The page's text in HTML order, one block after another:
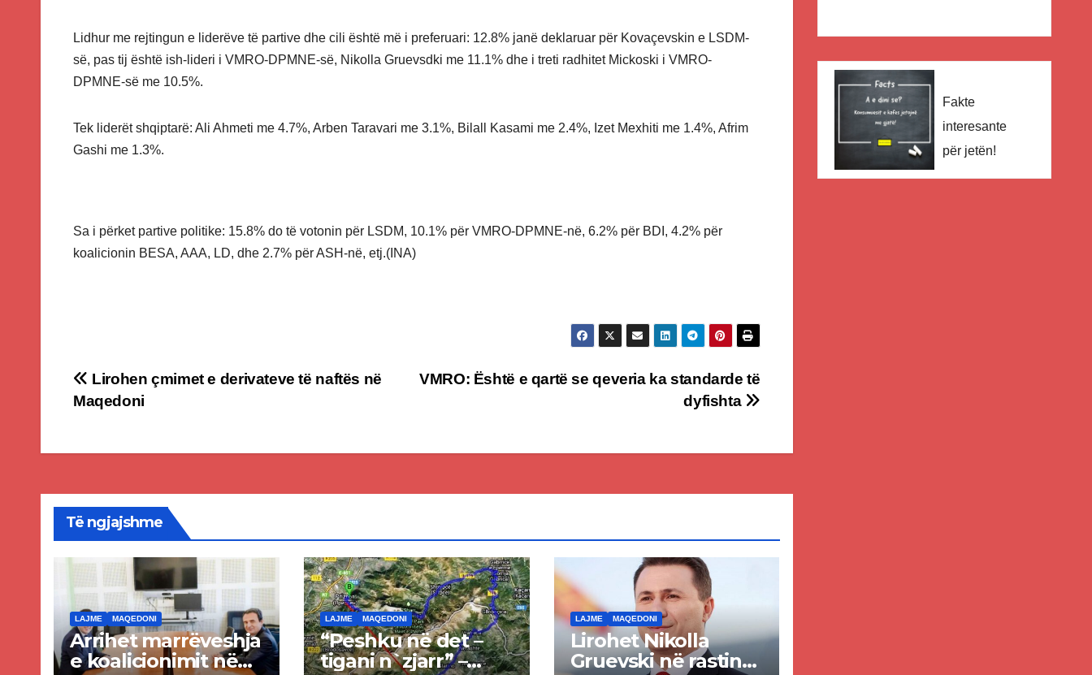
Lidhur me rejtingun e liderëve të partive dhe cili është më i preferuari: 12.8% janë deklaruar për Kovaçevskin e LSDM-
së, pas tij është ish-lideri i VMRO-DPMNE-së, Nikolla Gruevsdki me 11.1% dhe i treti radhitet Mickoski i VMRO-
DPMNE-së me 10.5%.
Tek liderët shqiptarë: Ali Ahmeti me 4.7%, Arben Taravari me 3.1%, Bilall Kasami me 2.4%, Izet Mexhiti me 1.4%, Afrim
Gashi me 1.3%.
Sa i përket partive politike: 15.8% do të votonin për LSDM, 10.1% për VMRO-DPMNE-në, 6.2% për BDI, 4.2% për
koalicionin BESA, AAA, LD, dhe 2.7% për ASH-në, etj.(INA)
Post
navigation
VMRO: Është e qartë se qeveria ka standarde të
dyfishta
Lirohen çmimet e derivateve të naftës në
Maqedoni
Të ngjajshme
LAJME MAQEDONI
Arrihet marrëveshja
e koalicionimit në
LAJME MAQEDONI
“Peshku në det –
tigani n`zjarr” –
LAJME MAQEDONI
Lirohet Nikolla
Gruevski në rastin
Fakte
interesante
për jetën!